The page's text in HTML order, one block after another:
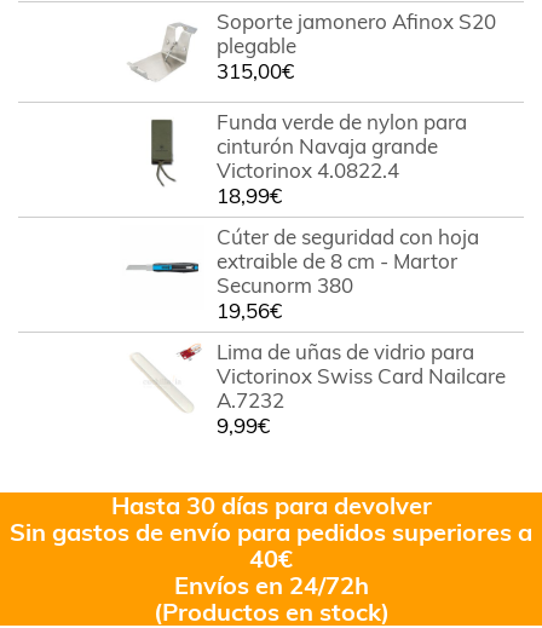
Soporte jamonero Afinox S20
plegable
315,00€
Funda verde de nylon para
cinturón Navaja grande
Victorinox 4.0822.4
18,99€
Cúter de seguridad con hoja
extraible de 8 cm - Martor
Secunorm 380
19,56€
Lima de uñas de vidrio para
Victorinox Swiss Card Nailcare
A.7232
9,99€
Hasta 30 días para devolver
Sin gastos de envío para pedidos superiores a
40€
Envíos en 24/72h
(Productos en stock)